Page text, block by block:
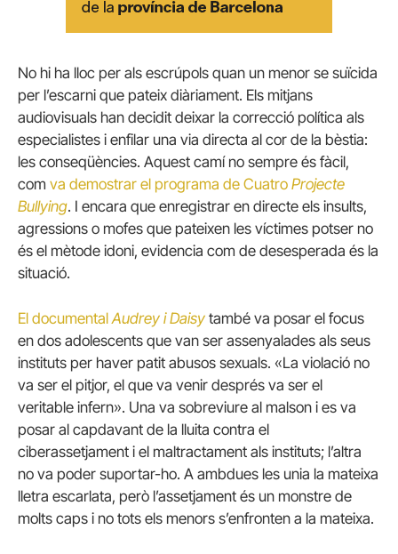
No hi ha lloc per als escrúpols quan un menor se suïcida
per l’escarni que pateix diàriament. Els mitjans
audiovisuals han decidit deixar la correcció política als
especialistes i enfilar una via directa al cor de la bèstia:
les conseqüències. Aquest camí no sempre és fàcil,
com va demostrar el programa de Cuatro Projecte
Bullying. I encara que enregistrar en directe els insults,
agressions o mofes que pateixen les víctimes potser no
és el mètode idoni, evidencia com de desesperada és la
situació.
El documentalAudrey i Daisy també va posar el focus
en dos adolescents que van ser assenyalades als seus
instituts per haver patit abusos sexuals. «La violació no
va ser el pitjor, el que va venir després va ser el
veritable infern». Una va sobreviure al malson i es va
posar al capdavant de la lluita contra el
ciberassetjament i el maltractament als instituts; l’altra
no va poder suportar-ho. A ambdues les unia la mateixa
lletra escarlata, però l’assetjament és un monstre de
molts caps i no tots els menors s’enfronten a la mateixa.